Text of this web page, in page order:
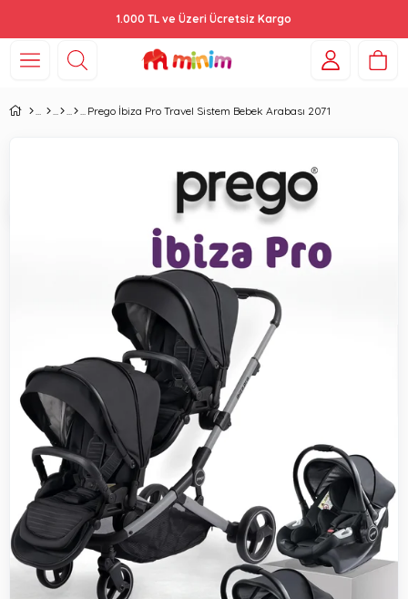
1.000 TL ve Üzeri Ücretsiz Kargo
Prego İbiza Pro Travel Sistem Bebek Arabası 2071